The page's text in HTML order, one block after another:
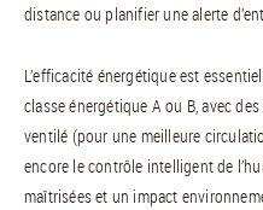
distance ou planifier une alerte
L’efficacité énergétique est
classe énergétique A ou B, avec
ventilé (pour une meilleure
encore le contrôle intelligent de
maîtrisées et un impact